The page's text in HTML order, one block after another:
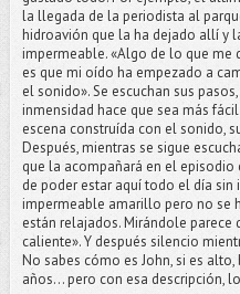
la llegada de la periodista al
hidroavión que la ha dejado allí y
impermeable. «Algo de lo que me
es que mi oído ha empezado a
el sonido». Se escuchan sus
inmensidad hace que sea más
escena construída con el sonido,
Después, mientras se sigue
que la acompañará en el episodio
de poder estar aquí todo el día sin
impermeable amarillo pero no se
están relajados. Mirándole parece
caliente». Y después silencio
No sabes cómo es John, si es
años… pero con esa descripción,